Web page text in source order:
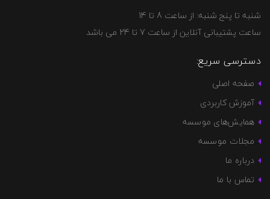
شنبه تا پنج شنبه: از ساعت 8 تا 14
ساعت پشتیبانی آنلاین از ساعت 7 تا 24 می باشد
دسترسی سریع:
صفحه اصلی
آموزش کاربردی
همایش‌های موسسه
مجلات موسسه
درباره ما
تماس با ما